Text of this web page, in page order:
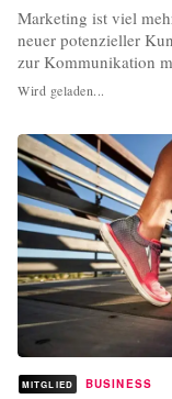
Marketing ist viel
neuer potenzieller
zur Kommunikation
und persönlicher
und der Zweck der
einer erfolglosen
Folge von The Future
Wird geladen...
MITGLIED BUSINESS